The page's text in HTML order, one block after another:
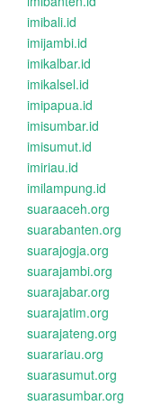
imibali.id
imijambi.id
imikalbar.id
imikalsel.id
imipapua.id
imisumbar.id
imisumut.id
imiriau.id
imilampung.id
suaraaceh.org
suarabanten.org
suarajogja.org
suarajambi.org
suarajabar.org
suarajatim.org
suarajateng.org
suarariau.org
suarasumut.org
suarasumbar.org